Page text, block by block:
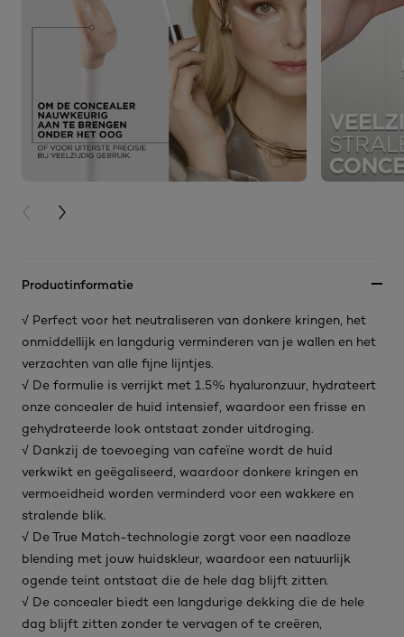
PREVIOUS CARD
NEXT CARD
Productinformatie
√ Perfect voor het neutraliseren van donkere kringen, het
onmiddellijk en langdurig verminderen van je wallen en het
verzachten van alle fijne lijntjes.
√ De formulie is verrijkt met 1.5% hyaluronzuur, hydrateert
onze concealer de huid intensief, waardoor een frisse en
gehydrateerde look ontstaat zonder uitdroging.
√ Dankzij de toevoeging van cafeïne wordt de huid
verkwikt en geëgaliseerd, waardoor donkere kringen en
vermoeidheid worden verminderd voor een wakkere en
stralende blik.
√ De True Match-technologie zorgt voor een naadloze
blending met jouw huidskleur, waardoor een natuurlijk
ogende teint ontstaat die de hele dag blijft zitten.
√ De concealer biedt een langdurige dekking die de hele
dag blijft zitten zonder te vervagen of te creëren,